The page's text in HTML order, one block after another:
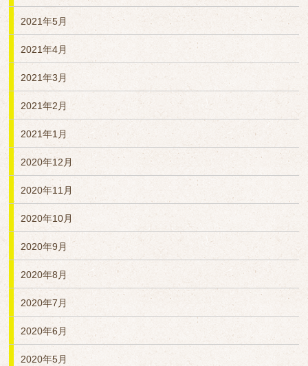
2021年5月
2021年4月
2021年3月
2021年2月
2021年1月
2020年12月
2020年11月
2020年10月
2020年9月
2020年8月
2020年7月
2020年6月
2020年5月